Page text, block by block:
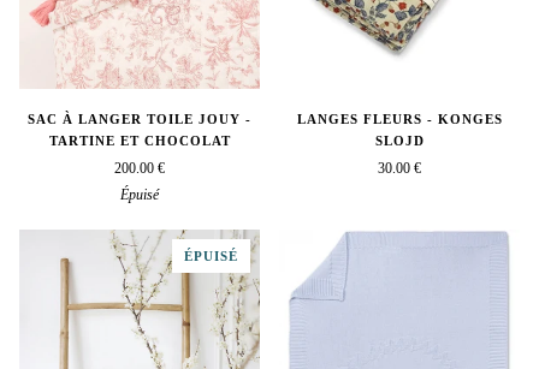
SAC À LANGER TOILE JOUY -
TARTINE ET CHOCOLAT
200.00 €
Épuisé
LANGES FLEURS - KONGES
SLOJD
30.00 €
ÉPUISÉ